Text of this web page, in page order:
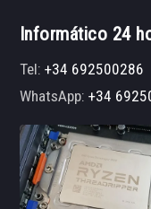
Informático 24
Tel:+34 692500286
WhatsApp:+34